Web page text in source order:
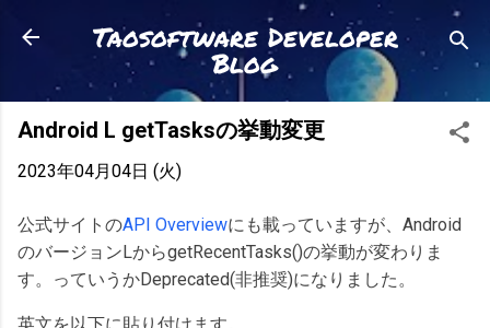
スキップしてメイン コンテンツに移動
Taosoftware Developer
Blog
Android L getTasksの挙動変更
2023年04月04日 (火)
公式サイトのAPI Overviewにも載っていますが、Android
のバージョンLからgetRecentTasks()の挙動が変わりま
す。っていうかDeprecated(非推奨)になりました。